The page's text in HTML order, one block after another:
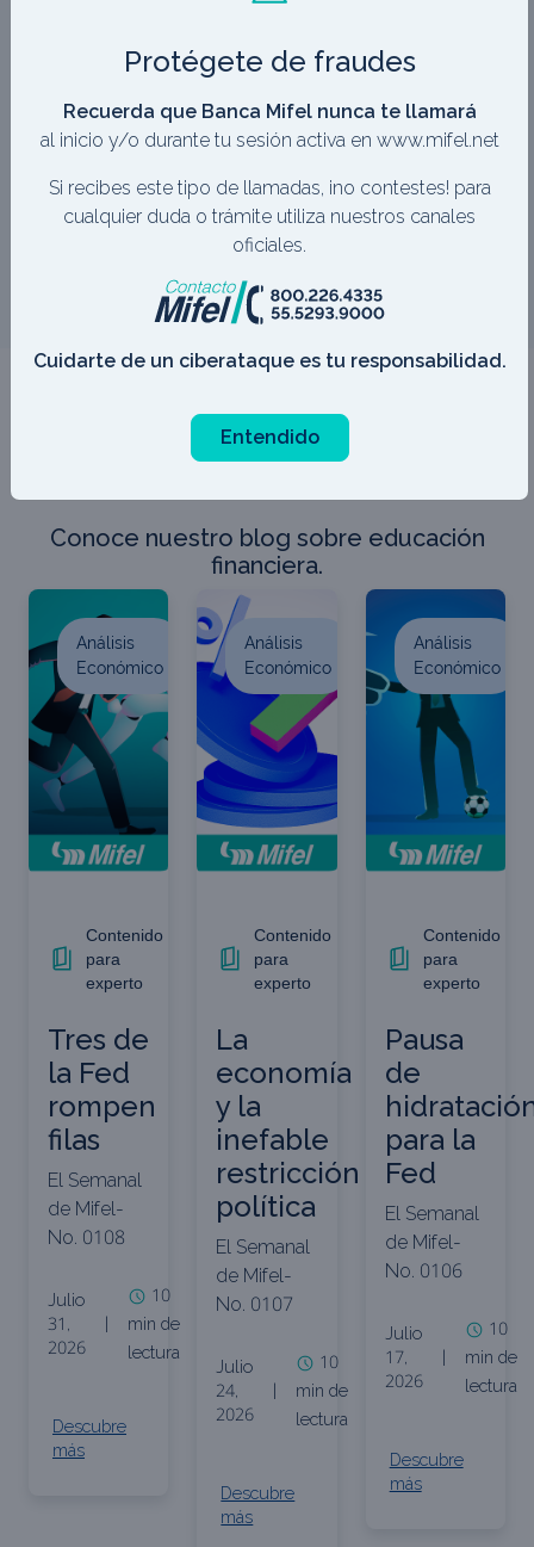
Un ejecutivo se comunicará contigo.
Explora, aprende y
domina tus finanzas
Conoce nuestro blog sobre educación
financiera.
Análisis
Económico
Contenido
para
experto
Tres de
la Fed
rompen
filas
El Semanal
de Mifel-
No. 0108
Julio
31,
2026
|
10
min de
lectura
Descubre
más
Análisis
Económico
Contenido
para
experto
La
economía
y la
inefable
restricción
política
El Semanal
de Mifel-
No. 0107
Julio
24,
2026
|
10
min de
lectura
Descubre
más
Análisis
Económico
Contenido
para
experto
Pausa
de
para la
Fed
El Semanal
de Mifel-
No. 0106
Julio
17,
2026
|
10
min de
lectura
Descubre
más
Protégete de fraudes
Recuerda que Banca Mifel nunca te llamará
al inicio y/o durante tu sesión activa en www.mifel.net
Si recibes este tipo de llamadas, ¡no contestes! para
cualquier duda o trámite utiliza nuestros canales
oficiales.
Cuidarte de un ciberataque es tu responsabilidad.
Entendido